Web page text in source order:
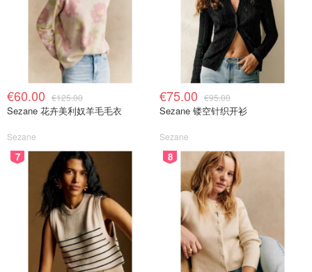
€60.00 €125.00
Sezane 花卉美利奴羊毛毛衣
Sezane
€75.00 €95.00
Sezane 镂空针织开衫
Sezane
7 8